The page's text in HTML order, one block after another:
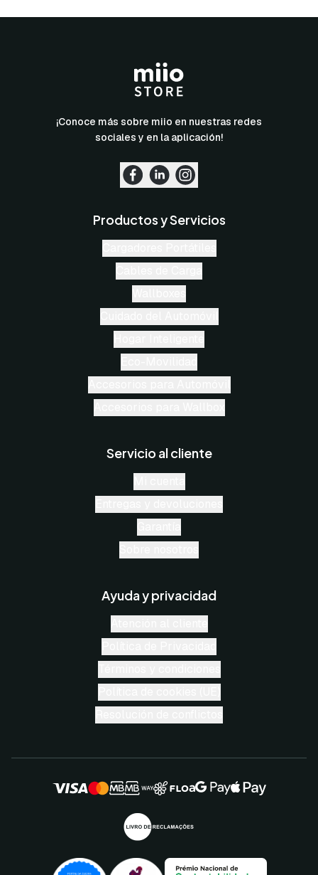
¡Conoce más sobre miio en nuestras redes
sociales y en la aplicación!
Productos y Servicios
Servicio al cliente
Ayuda y privacidad